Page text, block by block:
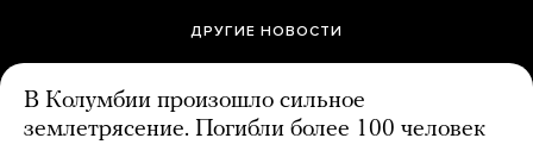
ДРУГИЕ НОВОСТИ
В Колумбии произошло сильное
землетрясение. Погибли более 100 человек